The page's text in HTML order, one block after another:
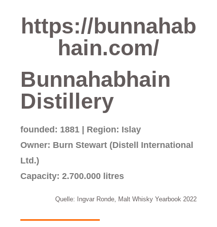
https://bunnahab
hain.com/
Bunnahabhain
Distillery
founded: 1881 | Region: Islay
Owner: Burn Stewart (Distell International
Ltd.)
Capacity: 2.700.000 litres
Quelle: Ingvar Ronde, Malt Whisky Yearbook 2022